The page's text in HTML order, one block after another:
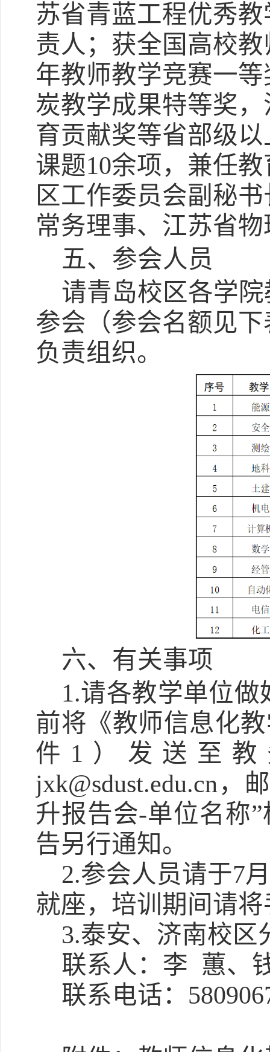
苏省青蓝工程优秀
责人；获全国高校
年教师教学竞赛一
炭教学成果特等奖
育贡献奖等省部级
课题10余项，兼任
区工作委员会副秘
常务理事、江苏省
五、参会人员
请青岛校区各学
参会（参会名额见
负责组织。
六、有关事项
1.请各教学单位做
前将《教师信息化
件1）发送至
jxk@sdust.edu.cn
升报告会-单位名称
告另行通知。
2.参会人员请于7
就座，培训期间请
3.泰安、济南校区
联系人：李 蕙、
联系电话：